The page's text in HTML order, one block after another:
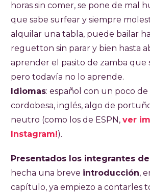
horas sin comer, se pone de mal
que sabe surfear y siempre
alquilar una tabla, puede bailar
reguetton sin parar y bien hasta
aprender el pasito de zamba que
pero todavía no lo aprende.
Idiomas: español con un poco
cordobesa, inglés, algo de
neutro (como los de ESPN, ver
Instagram!).
Presentados los integrantes
hecha una breve introducción,
capítulo, ya empiezo a contarles